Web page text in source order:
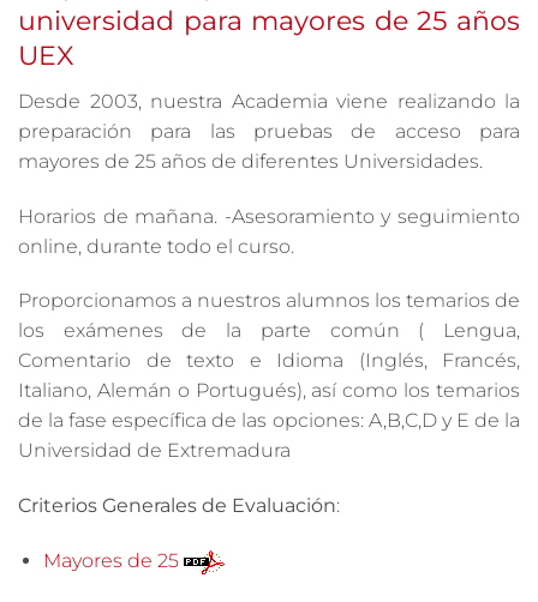
universidad para mayores de 25 años
UEX
Desde 2003, nuestra Academia viene realizando la
preparación para las pruebas de acceso para
mayores de 25 años de diferentes Universidades.
Horarios de mañana. -Asesoramiento y seguimiento
online, durante todo el curso.
Proporcionamos a nuestros alumnos los temarios de
los exámenes de la parte común ( Lengua,
Comentario de texto e Idioma (Inglés, Francés,
Italiano, Alemán o Portugués), así como los temarios
de la fase específica de las opciones: A,B,C,D y E de la
Universidad de Extremadura
Criterios Generales de Evaluación:
Mayores de 25